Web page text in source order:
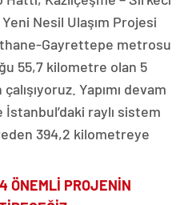
Nesil Ulaşım Projesi
Gayrettepe metrosu
55,7 kilometre olan 5
Yapımı devam
raylı sistem
394,2 kilometreye
ÖNEMLİ PROJENİN